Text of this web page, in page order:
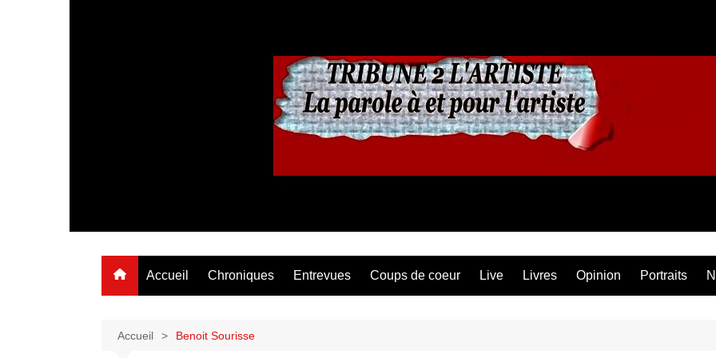
Accueil Chroniques Entrevues Coups de coeur Live Livres Opinion Portraits
Accueil Benoit Sourisse